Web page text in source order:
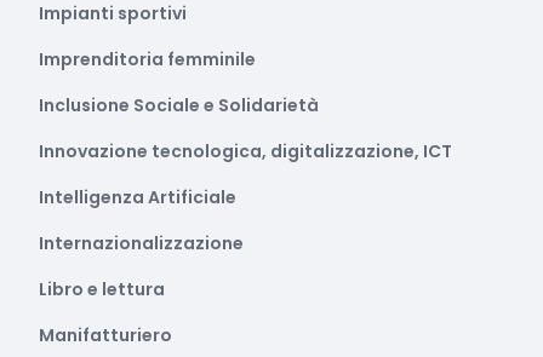
Impianti sportivi
Imprenditoria femminile
Inclusione Sociale e Solidarietà
Innovazione tecnologica, digitalizzazione, ICT
Intelligenza Artificiale
Internazionalizzazione
Libro e lettura
Manifatturiero